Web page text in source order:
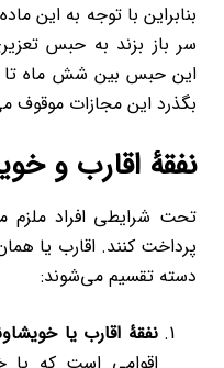
بنابراین با توجه به این
سر باز بزند به حبس
این حبس بین شش ماه تا
بگذرد این مجازات موقوف
نفقۀ اقارب و
تحت شرایطی افراد ملزم
پرداخت کنند. اقارب یا
دسته تقسیم می‌شوند:
نفقۀ اقارب یا